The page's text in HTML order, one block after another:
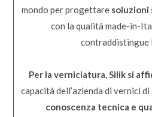
mondo per progettare soluzioni
con la qualità made-in-
contraddistingue
Per la verniciatura, Silik si
capacità dell’azienda di vernici
conoscenza tecnica e